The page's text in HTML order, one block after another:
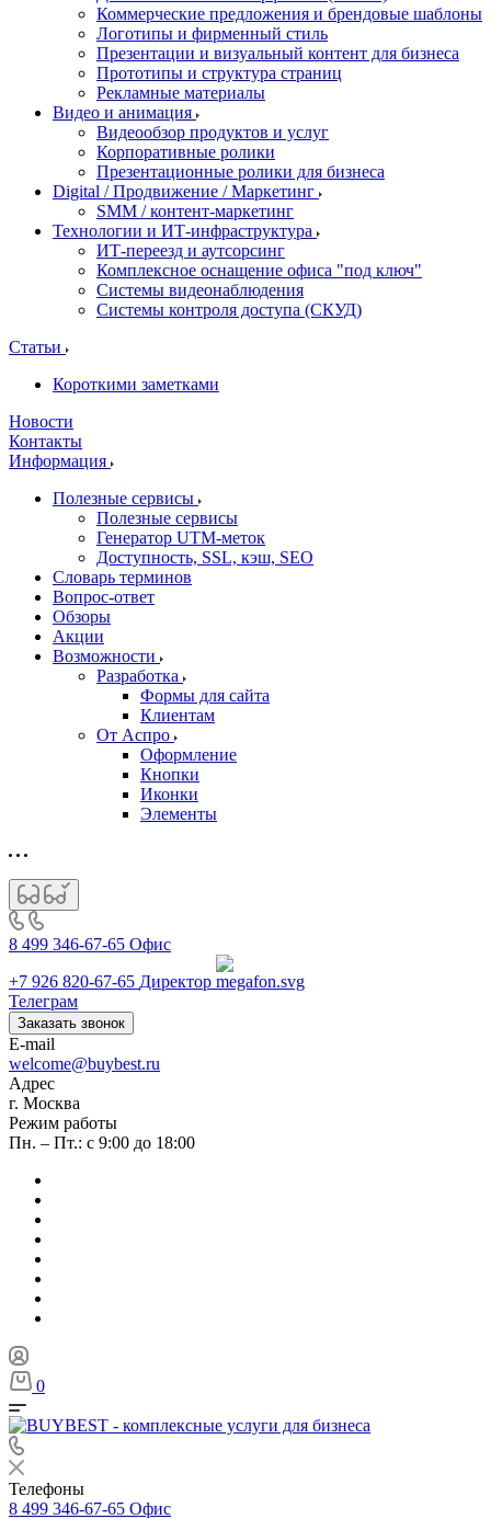
Коммерческие предложения и брендовые шаблоны
Логотипы и фирменный стиль
Презентации и визуальный контент для бизнеса
Прототипы и структура страниц
Рекламные материалы
Видео и анимация
Видеообзор продуктов и услуг
Корпоративные ролики
Презентационные ролики для бизнеса
Digital / Продвижение / Маркетинг
SMM / контент-маркетинг
Технологии и ИТ-инфраструктура
ИТ-переезд и аутсорсинг
Комплексное оснащение офиса "под ключ"
Системы видеонаблюдения
Системы контроля доступа (СКУД)
Статьи
Короткими заметками
Новости
Контакты
Информация
Полезные сервисы
Полезные сервисы
Генератор UTM‑меток
Доступность, SSL, кэш, SEO
Словарь терминов
Вопрос-ответ
Обзоры
Акции
Возможности
Разработка
Формы для сайта
Клиентам
От Аспро
Оформление
Кнопки
Иконки
Элементы
8 499 346-67-65 Офис
+7 926 820-67-65 Директор
Телеграм
Заказать звонок
E-mail
welcome@buybest.ru
Адрес
г. Москва
Режим работы
Пн. – Пт.: с 9:00 до 18:00
0
Телефоны
8 499 346-67-65 Офис